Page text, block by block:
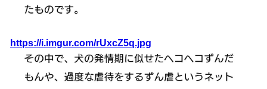
https://i.imgur.com/rUxcZ5q.jpg